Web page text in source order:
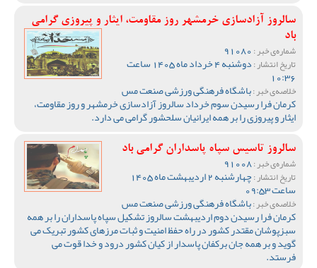
سالروز آزادسازی خرمشهر روز مقاومت، ایثار و پیروزی گرامی
باد
شماره‌ی خبر :
تاریخ انتشار : دوشنبه 4 خرداد ماه 1405 ساعت
10:36
خلاصه‌ی خبر :باشگاه فرهنگی ورزشی صنعت مس
کرمان فرا رسیدن سوم خرداد سالروز آزادسازی خرمشهر و روز مقاومت،
ایثار و پیروزی را بر همه ایرانیان سلحشور گرامی می دارد.
سالروز تاسیس سپاه پاسداران گرامی باد
شماره‌ی خبر :
تاریخ انتشار : چهارشنبه 2 اردیبهشت ماه 1405
ساعت 09:53
خلاصه‌ی خبر :باشگاه فرهنگی ورزشی صنعت مس
کرمان فرا رسیدن دوم اردیبهشت سالروز تشکیل سپاه پاسداران را بر همه
سبزپوشان مقتدر کشور در راه حفظ امنیت و ثبات مرزهای کشور تبریک می
گوید و بر همه جان برکفان پاسدار از کیان کشور درود و خدا قوت می
فرستد.